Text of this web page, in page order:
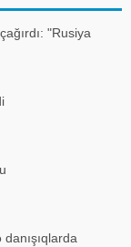
"Rusiya
danışıqlarda